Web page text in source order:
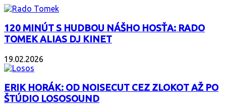
120 MINÚT S HUDBOU NÁŠHO HOSŤA: RADO
TOMEK ALIAS DJ KINET
19.02.2026
ERIK HORÁK: OD NOISECUT CEZ ZLOKOT AŽ PO
ŠTÚDIO LOSOSOUND